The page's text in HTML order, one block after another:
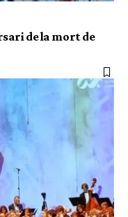
de la mort de